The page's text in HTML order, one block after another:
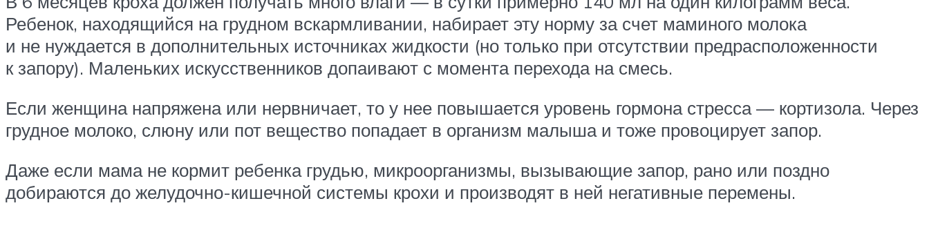
Ребенок, находящийся на грудном вскармливании, набирает эту норму за счет маминого молока
и не нуждается в дополнительных источниках жидкости (но только при отсутствии предрасположенности
к запору). Маленьких искусственников допаивают с момента перехода на смесь.
Если женщина напряжена или нервничает, то у нее повышается уровень гормона стресса — кортизола. Через
грудное молоко, слюну или пот вещество попадает в организм малыша и тоже провоцирует запор.
Даже если мама не кормит ребенка грудью, микроорганизмы, вызывающие запор, рано или поздно
добираются до желудочно-кишечной системы крохи и производят в ней негативные перемены.